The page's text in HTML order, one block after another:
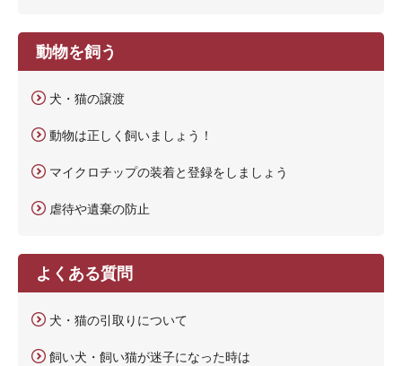
動物を飼う
犬・猫の譲渡
動物は正しく飼いましょう！
マイクロチップの装着と登録をしましょう
虐待や遺棄の防止
よくある質問
犬・猫の引取りについて
飼い犬・飼い猫が迷子になった時は